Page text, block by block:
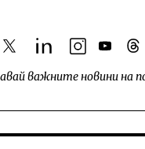
twitterlinkedininstagram
youtube
важните новини на